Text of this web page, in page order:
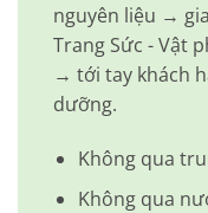
nguyên liệu →
Trang Sức - Vật
→ tới tay khách
dưỡng.
Không qua
Không qua